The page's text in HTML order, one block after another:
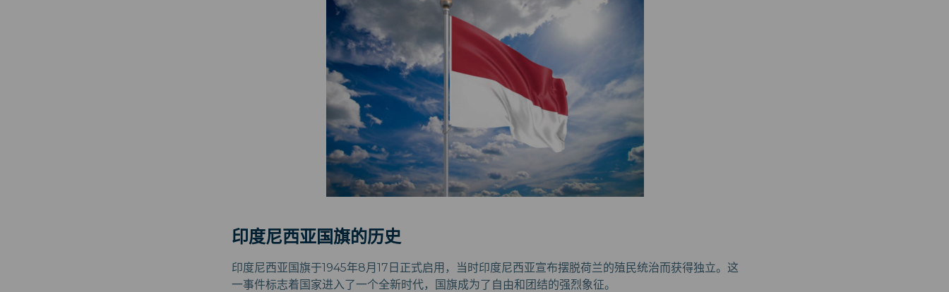
印度尼西亚国旗的历史
印度尼西亚国旗于1945年8月17日正式启用，当时印度尼西亚宣布摆脱荷兰的殖民统治而获得独立。这
一事件标志着国家进入了一个全新时代，国旗成为了自由和团结的强烈象征。